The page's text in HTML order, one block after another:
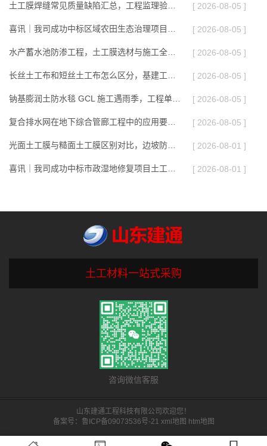
[ 2026-08-05 ]
[ 2026-08-05 ]
[ 2026-08-05 ]
[ 2026-08-05 ]
[ 2026-08-05 ]
[ 2026-08-05 ]
[ 2026-08-01 ]
[ 2026-08-01 ]
土工材料一站式采购
咨询微信客服
山东建通工程科技有限公司欢迎您！
备案号：
鲁ICP备09073536号-21 xml地图 htm地图